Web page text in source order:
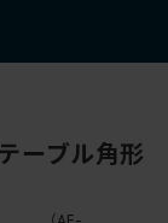
ーブル角形